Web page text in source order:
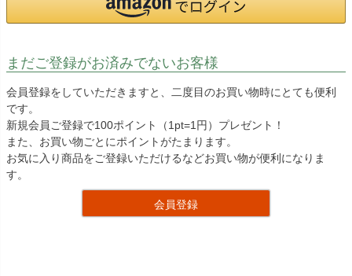
まだご登録がお済みでないお客様
会員登録をしていただきますと、二度目のお買い物時にとても便利
です。
新規会員ご登録で100ポイント（1pt=1円）プレゼント！
また、お買い物ごとにポイントがたまります。
お気に入り商品をご登録いただけるなどお買い物が便利になりま
す。
会員登録